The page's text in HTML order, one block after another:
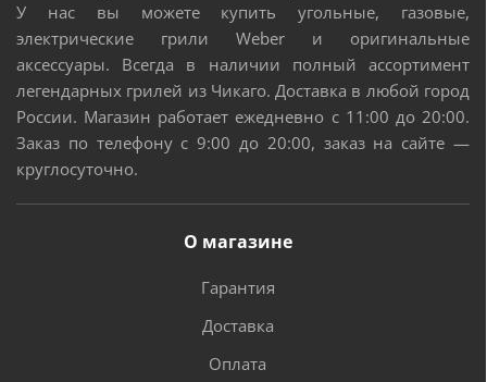
У нас вы можете купить угольные, газовые,
электрические грили Weber и оригинальные
аксессуары. Всегда в наличии полный ассортимент
легендарных грилей из Чикаго. Доставка в любой город
России. Магазин работает ежедневно с 11:00 до 20:00.
Заказ по телефону с 9:00 до 20:00, заказ на сайте —
круглосуточно.
О магазине
Гарантия
Доставка
Оплата